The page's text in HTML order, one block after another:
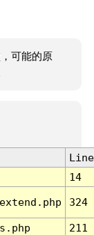
可能的原
Line
14
324
211